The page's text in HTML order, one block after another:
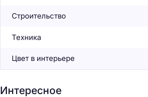
Строительство
Техника
Цвет в интерьере
Интересное